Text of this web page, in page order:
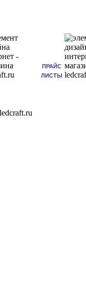
ПРАЙС
ЛИСТЫ